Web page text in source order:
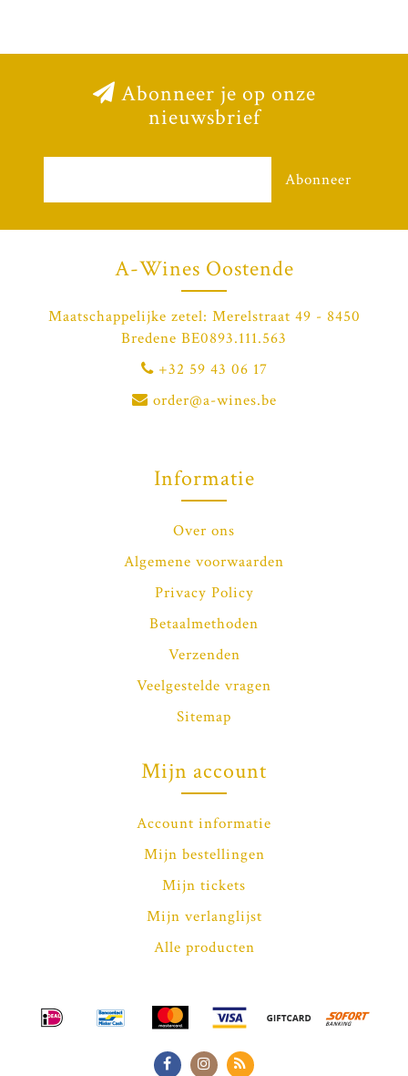
Abonneer je op onze
nieuwsbrief
Abonneer
A-Wines Oostende
Maatschappelijke zetel: Merelstraat 49 - 8450
Bredene BE0893.111.563
+32 59 43 06 17
order@a-wines.be
Informatie
Over ons
Algemene voorwaarden
Privacy Policy
Betaalmethoden
Verzenden
Veelgestelde vragen
Sitemap
Mijn account
Account informatie
Mijn bestellingen
Mijn tickets
Mijn verlanglijst
Alle producten